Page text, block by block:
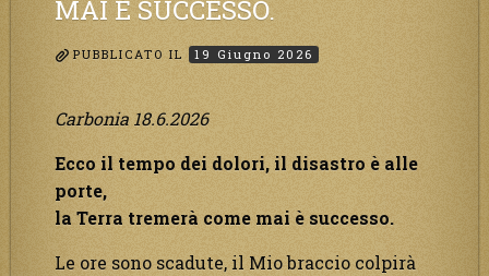
MAI È SUCCESSO.
PUBBLICATO IL 19 Giugno 2026
Carbonia 18.6.2026
Ecco il tempo dei dolori, il disastro è alle
porte,
la Terra tremerà come mai è successo.
Le ore sono scadute, il Mio braccio colpirà